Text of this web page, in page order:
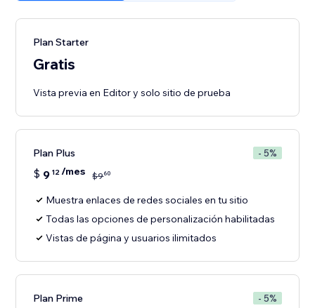
Plan Starter
Gratis
Vista previa en Editor y solo sitio de prueba
Plan Plus - 5%
$ 9 12/mes $960
Muestra enlaces de redes sociales en tu sitio
Todas las opciones de personalización habilitadas
Vistas de página y usuarios ilimitados
Plan Prime - 5%